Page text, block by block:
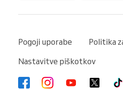
Pogoji uporabe
Politika
Nastavitve piškotkov